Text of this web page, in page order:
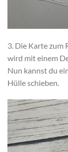
3. Die Karte zum
wird mit einem
Nun kannst du
Hülle schieben.